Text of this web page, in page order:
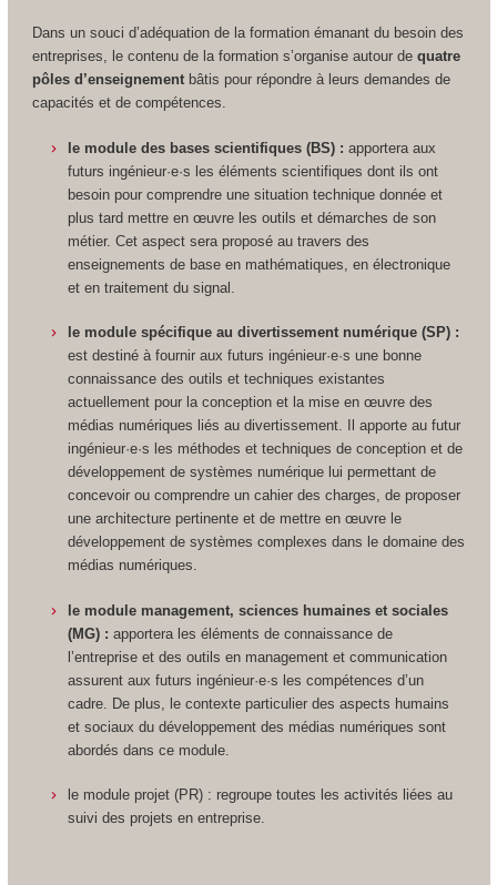
Dans un souci d’adéquation de la formation émanant du besoin des
entreprises, le contenu de la formation s’organise autour de quatre
pôles d’enseignementbâtis pour répondre à leurs demandes de
capacités et de compétences.
le module des bases scientifiques (BS) : apportera aux
futurs ingénieur·e·s les éléments scientifiques dont ils ont
besoin pour comprendre une situation technique donnée et
plus tard mettre en œuvre les outils et démarches de son
métier. Cet aspect sera proposé au travers des
enseignements de base en mathématiques, en électronique
et en traitement du signal.
le module spécifique au divertissement numérique (SP) :
est destiné à fournir aux futurs ingénieur·e·s une bonne
connaissance des outils et techniques existantes
actuellement pour la conception et la mise en œuvre des
médias numériques liés au divertissement. Il apporte au futur
ingénieur·e·s les méthodes et techniques de conception et de
développement de systèmes numérique lui permettant de
concevoir ou comprendre un cahier des charges, de proposer
une architecture pertinente et de mettre en œuvre le
développement de systèmes complexes dans le domaine des
médias numériques.
le module management, sciences humaines et sociales
(MG) : apportera les éléments de connaissance de
l’entreprise et des outils en management et communication
assurent aux futurs ingénieur·e·s les compétences d’un
cadre. De plus, le contexte particulier des aspects humains
et sociaux du développement des médias numériques sont
abordés dans ce module.
le module projet (PR) : regroupe toutes les activités liées au
suivi des projets en entreprise.